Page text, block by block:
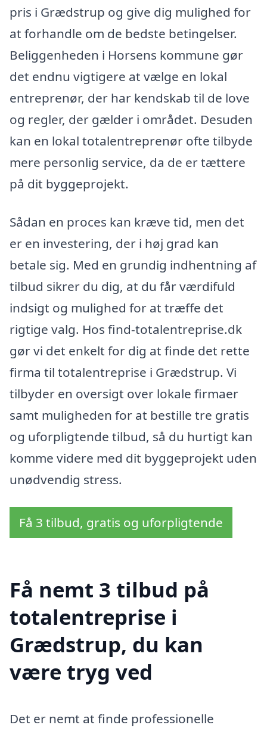
pris i Grædstrup og give dig mulighed for
at forhandle om de bedste betingelser.
Beliggenheden i Horsens kommune gør
det endnu vigtigere at vælge en lokal
entreprenør, der har kendskab til de love
og regler, der gælder i området. Desuden
kan en lokal totalentreprenør ofte tilbyde
mere personlig service, da de er tættere
på dit byggeprojekt.
Sådan en proces kan kræve tid, men det
er en investering, der i høj grad kan
betale sig. Med en grundig indhentning af
tilbud sikrer du dig, at du får værdifuld
indsigt og mulighed for at træffe det
rigtige valg. Hos find-totalentreprise.dk
gør vi det enkelt for dig at finde det rette
firma til totalentreprise i Grædstrup. Vi
tilbyder en oversigt over lokale firmaer
samt muligheden for at bestille tre gratis
og uforpligtende tilbud, så du hurtigt kan
komme videre med dit byggeprojekt uden
unødvendig stress.
Få 3 tilbud, gratis og uforpligtende
Få nemt 3 tilbud på
totalentreprise i
Grædstrup, du kan
være tryg ved
Det er nemt at finde professionelle